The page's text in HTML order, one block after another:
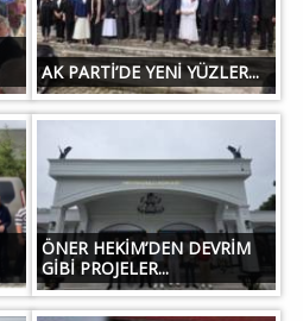
AK PARTİ’DE YENİ YÜZLER...
ÖNER HEKİM’DEN DEVRİM
GİBİ PROJELER...